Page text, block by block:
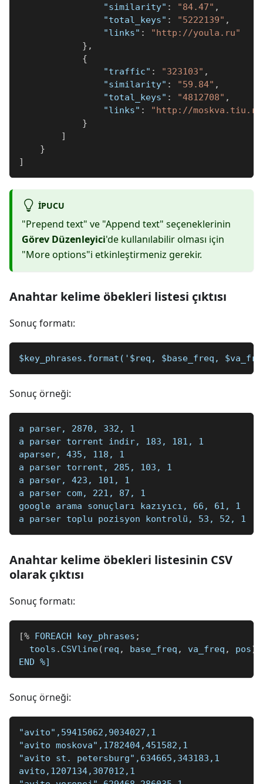
"similarity" : "84.47" ,
"total_keys" : "5222139" ,
"links" :
"http://youla.ru"
} ,
{
"traffic" : "323103" ,
"similarity" : "59.84" ,
"total_keys" : "4812708" ,
"links" :
"http://
}
]
}
]
IPUCU
"Prepend text" ve "Append text" seçeneklerinin
Görev Düzenleyici'de kullanılabilir olması için
"More options"i etkinleştirmeniz gerekir.
Anahtar kelime öbekleri listesi çıktısı
Sonuç formatı:
$key_phrases.format('$req, $base_freq,
Sonuç örneği:
a parser, 2870, 332, 1
a parser torrent indir, 183, 181, 1
aparser, 435, 118, 1
a parser torrent, 285, 103, 1
a parser, 423, 101, 1
a parser com, 221, 87, 1
google arama sonuçları kazıyıcı, 66, 61, 1
a parser toplu pozisyon kontrolü, 53, 52, 1
Anahtar kelime öbekleri listesinin CSV
olarak çıktısı
Sonuç formatı:
[% FOREACH key_phrases ;
  tools
. CSVline( req , base_freq , va_freq , pos)
END %]
Sonuç örneği:
"avito",59415062,9034027,1
"avito moskova",1782404,451582,1
"avito st. petersburg",634665,343183,1
avito,1207134,307012,1